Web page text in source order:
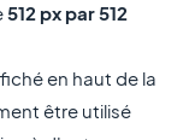
512 px par 512
en haut de la
être utilisé